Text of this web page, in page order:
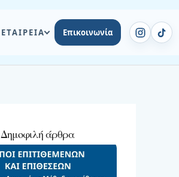
ΕΤΑΙΡΕΙΑ Επικοινωνία
Δημοφιλή άρθρα